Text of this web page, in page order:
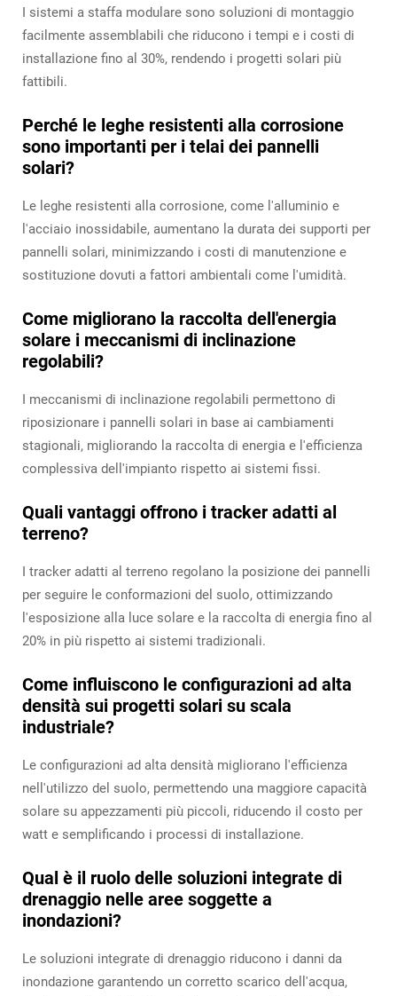
I sistemi a staffa modulare sono soluzioni di montaggio
facilmente assemblabili che riducono i tempi e i costi di
installazione fino al 30%, rendendo i progetti solari più
fattibili.
Perché le leghe resistenti alla corrosione
sono importanti per i telai dei pannelli
solari?
Le leghe resistenti alla corrosione, come l'alluminio e
l'acciaio inossidabile, aumentano la durata dei supporti per
pannelli solari, minimizzando i costi di manutenzione e
sostituzione dovuti a fattori ambientali come l'umidità.
Come migliorano la raccolta dell'energia
solare i meccanismi di inclinazione
regolabili?
I meccanismi di inclinazione regolabili permettono di
riposizionare i pannelli solari in base ai cambiamenti
stagionali, migliorando la raccolta di energia e l'efficienza
complessiva dell'impianto rispetto ai sistemi fissi.
Quali vantaggi offrono i tracker adatti al
terreno?
I tracker adatti al terreno regolano la posizione dei pannelli
per seguire le conformazioni del suolo, ottimizzando
l'esposizione alla luce solare e la raccolta di energia fino al
20% in più rispetto ai sistemi tradizionali.
Come influiscono le configurazioni ad alta
densità sui progetti solari su scala
industriale?
Le configurazioni ad alta densità migliorano l'efficienza
nell'utilizzo del suolo, permettendo una maggiore capacità
solare su appezzamenti più piccoli, riducendo il costo per
watt e semplificando i processi di installazione.
Qual è il ruolo delle soluzioni integrate di
drenaggio nelle aree soggette a
inondazioni?
Le soluzioni integrate di drenaggio riducono i danni da
inondazione garantendo un corretto scarico dell'acqua,